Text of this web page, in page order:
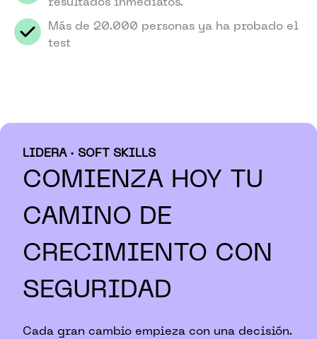
resultados inmediatos.
Más de 20.000 personas ya ha probado el
test
LIDERA · SOFT SKILLS
COMIENZA HOY TU
CAMINO DE
CRECIMIENTO CON
SEGURIDAD
Cada gran cambio empieza con una decisión.